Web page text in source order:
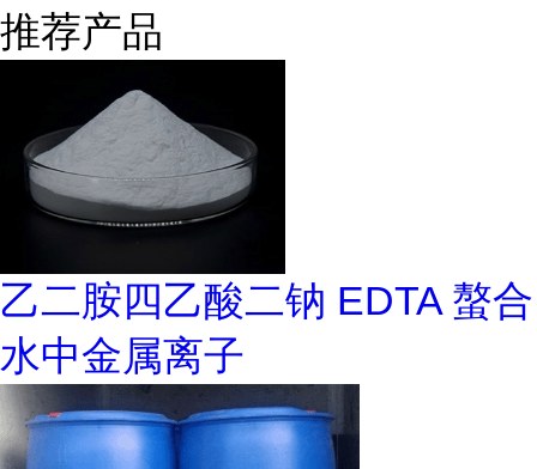
推荐产品
乙二胺四乙酸二钠 EDTA 螯合
水中金属离子